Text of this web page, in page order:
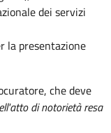
dei servizi
la presentazione
che deve
di notorietà resa